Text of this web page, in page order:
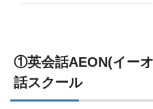
①英会話AEON(イー
話スクール